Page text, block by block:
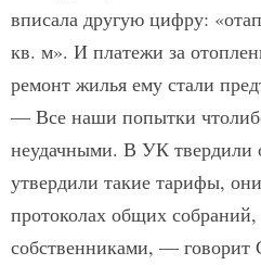
вписала другую цифру:
кв. м». И платежи за
ремонт жилья ему стали
— Все наши попытки
неудачными. В УК твердили
утвердили такие тарифы,
протоколах общих
собственниками, —